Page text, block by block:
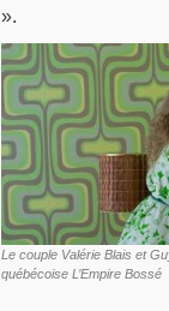
».
Le couple Valérie Blais et
québécoise L’Empire Bossé